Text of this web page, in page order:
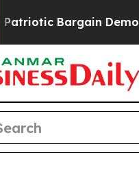
Bargain